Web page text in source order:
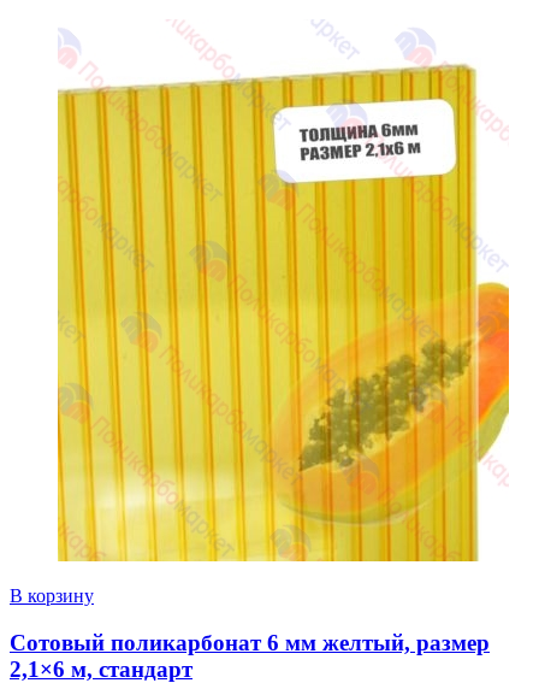
В корзину
Сотовый поликарбонат 6 мм желтый, размер
2,1×6 м, стандарт